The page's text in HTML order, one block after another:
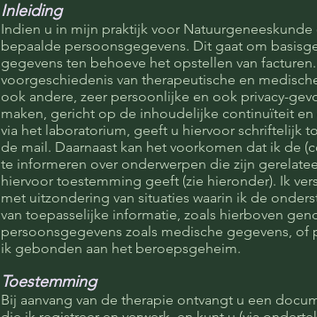
Inleiding
Indien u in mijn praktijk voor
bepaalde persoonsgegevens. Dit gaat om
gegevens ten behoeve het opstellen van
voorgeschiedenis van therapeutische en
ook andere, zeer persoonlijke en ook privacy-
maken, gericht op de inhoudelijke continuïteit
via het laboratorium, geeft u hiervoor schriftelijk
de mail. Daarnaast kan het voorkomen dat ik de
te informeren over onderwerpen die zijn
hiervoor toestemming geeft (zie hieronder). Ik
met uitzondering van situaties waarin ik de
van toepasselijke informatie, zoals hierboven
persoonsgegevens zoals medische gegevens,
ik gebonden aan het beroepsgeheim.
Toestemming
Bij aanvang van de therapie ontvangt u een